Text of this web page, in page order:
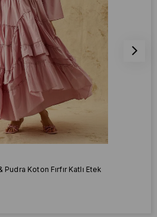
Koton Fırfır Katlı Etek